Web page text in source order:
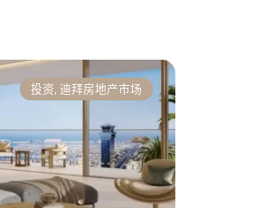
投资, 迪拜房地产市场